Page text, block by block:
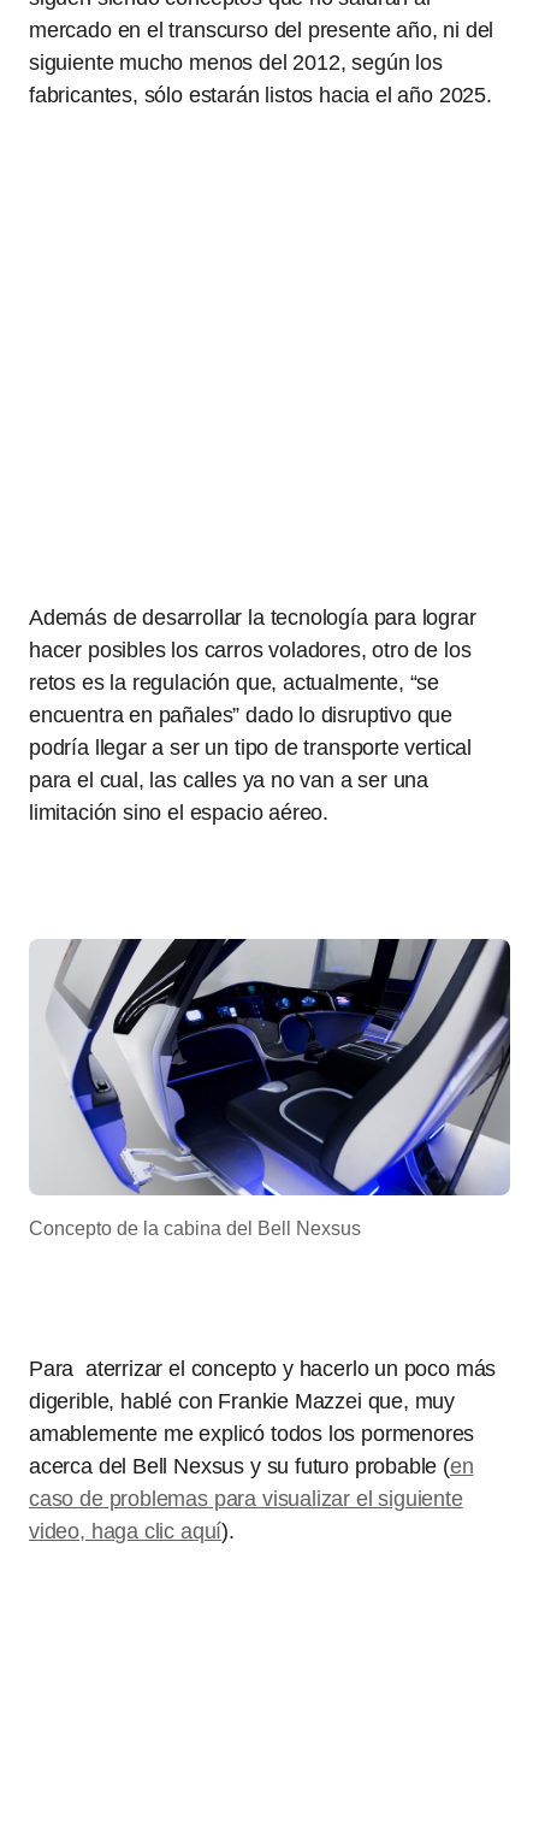
mercado en el transcurso del presente año, ni del
siguiente mucho menos del 2012, según los
fabricantes, sólo estarán listos hacia el año 2025.
Además de desarrollar la tecnología para lograr
hacer posibles los carros voladores, otro de los
retos es la regulación que, actualmente, “se
encuentra en pañales” dado lo disruptivo que
podría llegar a ser un tipo de transporte vertical
para el cual, las calles ya no van a ser una
limitación sino el espacio aéreo.
Concepto de la cabina del Bell Nexsus
Para aterrizar el concepto y hacerlo un poco más
digerible, hablé con Frankie Mazzei que, muy
amablemente me explicó todos los pormenores
acerca del Bell Nexsus y su futuro probable (en
caso de problemas para visualizar el siguiente
video, haga clic aquí).